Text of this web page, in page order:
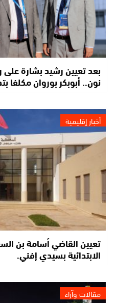
بعد تعيين رشيد بشارة
نون.. أبوبكر بوروان مكلفا
أخبار إقليمية
تعيين القاضي أسامة بن
الابتدائية بسيدي إفني.
مقالات وآراء